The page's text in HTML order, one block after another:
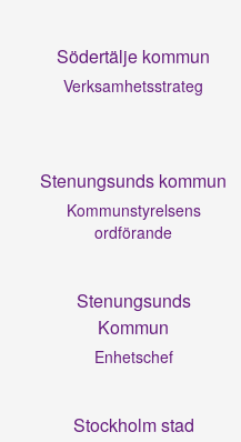
Södertälje kommun
Verksamhetsstrateg
Stenungsunds kommun
Kommunstyrelsens
ordförande
Stenungsunds
Kommun
Enhetschef
Stockholm stad